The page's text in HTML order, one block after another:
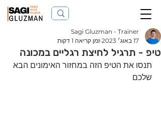
טיפ - תרגיל לחיצת רגליים במכונה
Sagi Gluzman - Trainer
17 באוג׳ 2023
זמן קריאה 1 דקות
תנסו את הטיפ הזה במחזור האימונים הבא
שלכם